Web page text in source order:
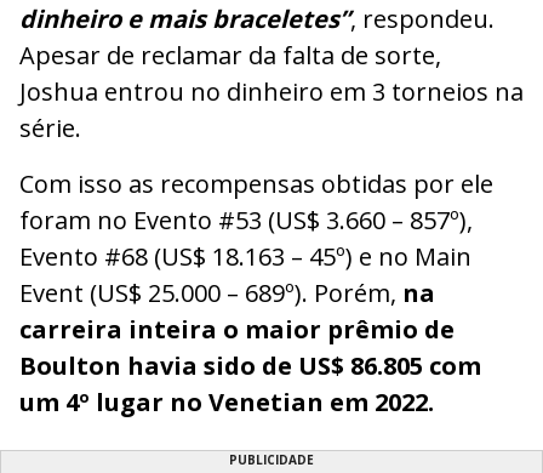
dinheiro e mais braceletes”, respondeu.
Apesar de reclamar da falta de sorte,
Joshua entrou no dinheiro em 3 torneios na
série.
Com isso as recompensas obtidas por ele
foram no Evento #53 (US$ 3.660 – 857º),
Evento #68 (US$ 18.163 – 45º) e no Main
Event (US$ 25.000 – 689º). Porém, na
carreira inteira o maior prêmio de
Boulton havia sido de US$ 86.805 com
um 4º lugar no Venetian em 2022.
PUBLICIDADE